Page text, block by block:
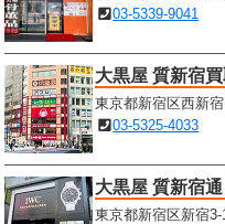
03-5339-9041
大黒屋 質新宿
東京都新宿区西新
03-5325-4033
大黒屋 質新宿
東京都新宿区新宿